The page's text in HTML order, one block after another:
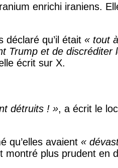
enrichi iraniens.
déclaré qu’il était « tout
Trump et de discréditer
écrit sur X.
détruits ! », a écrit le
qu’elles avaient «
plus prudent en